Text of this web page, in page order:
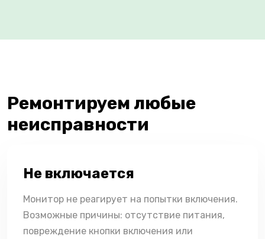
Ремонтируем любые
неисправности
Не включается
Монитор не реагирует на попытки включения.
Возможные причины: отсутствие питания,
повреждение кнопки включения или